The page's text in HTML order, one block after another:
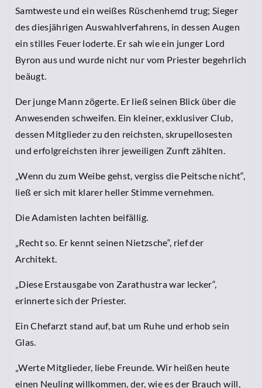
Samtweste und ein weißes Rüschenhemd trug; Sieger
des diesjährigen Auswahlverfahrens, in dessen Augen
ein stilles Feuer loderte. Er sah wie ein junger Lord
Byron aus und wurde nicht nur vom Priester begehrlich
beäugt.
Der junge Mann zögerte. Er ließ seinen Blick über die
Anwesenden schweifen. Ein kleiner, exklusiver Club,
dessen Mitglieder zu den reichsten, skrupellosesten
und erfolgreichsten ihrer jeweiligen Zunft zählten.
„Wenn du zum Weibe gehst, vergiss die Peitsche nicht“,
ließ er sich mit klarer heller Stimme vernehmen.
Die Adamisten lachten beifällig.
„Recht so. Er kennt seinen Nietzsche“, rief der
Architekt.
„Diese Erstausgabe von Zarathustra war lecker“,
erinnerte sich der Priester.
Ein Chefarzt stand auf, bat um Ruhe und erhob sein
Glas.
„Werte Mitglieder, liebe Freunde. Wir heißen heute
einen Neuling willkommen, der, wie es der Brauch will,